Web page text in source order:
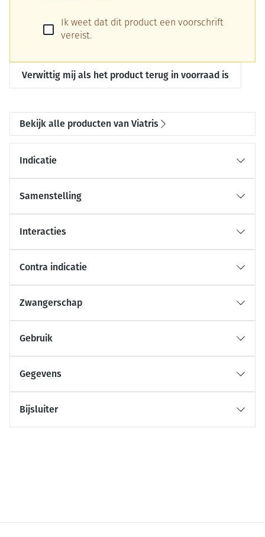
Ik weet dat dit product een voorschrift
vereist.
Verwittig mij als het product terug in voorraad is
Bekijk alle producten van Viatris
Indicatie
Samenstelling
Interacties
Contra indicatie
Zwangerschap
Gebruik
Gegevens
Bijsluiter